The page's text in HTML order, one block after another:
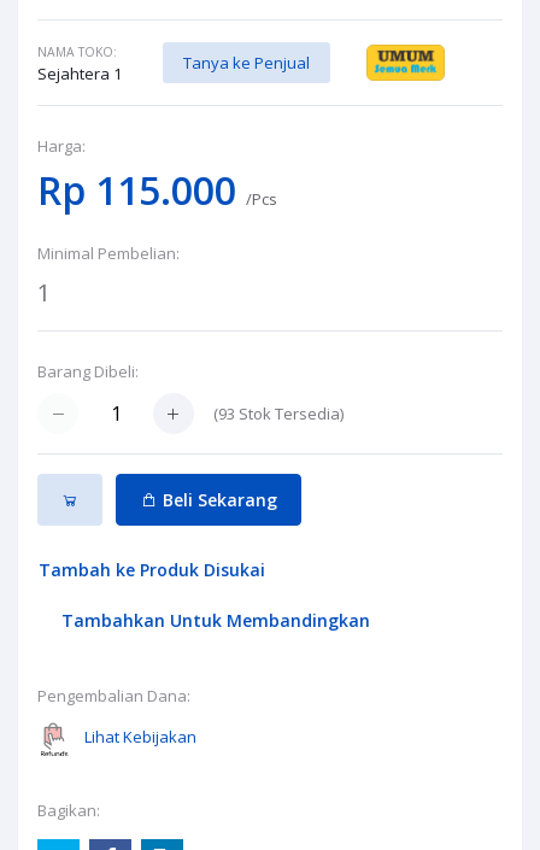
NAMA TOKO:
Sejahtera 1
Tanya ke Penjual
Harga:
Rp 115.000 /Pcs
Minimal Pembelian:
1
Barang Dibeli:
(93 Stok Tersedia)
Beli Sekarang
Tambah ke Produk Disukai
Tambahkan Untuk Membandingkan
Pengembalian Dana:
Lihat Kebijakan
Bagikan: